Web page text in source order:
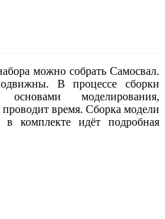
можно собрать Самосвал.
В процессе сборки
моделирования,
время. Сборка модели
комплекте идёт подробная